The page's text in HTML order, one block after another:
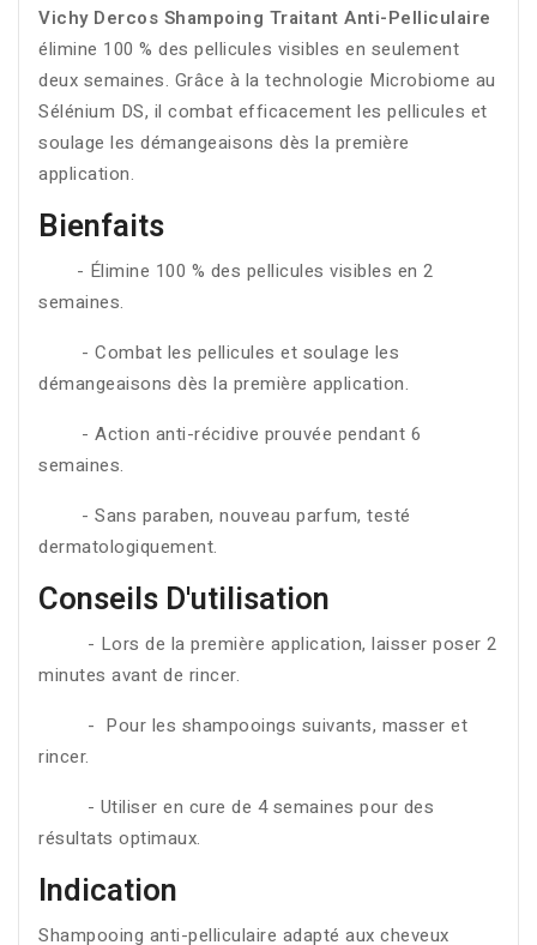
Vichy Dercos Shampoing Traitant Anti-Pelliculaire
élimine 100 % des pellicules visibles en seulement
deux semaines. Grâce à la technologie Microbiome au
Sélénium DS, il combat efficacement les pellicules et
soulage les démangeaisons dès la première
application.
Bienfaits
- Élimine 100 % des pellicules visibles en 2
semaines.
- Combat les pellicules et soulage les
démangeaisons dès la première application.
- Action anti-récidive prouvée pendant 6
semaines.
- Sans paraben, nouveau parfum, testé
dermatologiquement.
Conseils D'utilisation
- Lors de la première application, laisser poser 2
minutes avant de rincer.
- Pour les shampooings suivants, masser et
rincer.
- Utiliser en cure de 4 semaines pour des
résultats optimaux.
Indication
Shampooing anti-pelliculaire adapté aux cheveux